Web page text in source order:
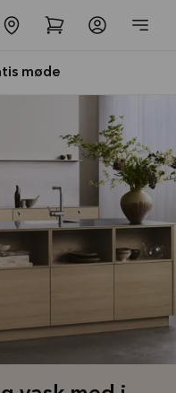
møde
gælder indtil